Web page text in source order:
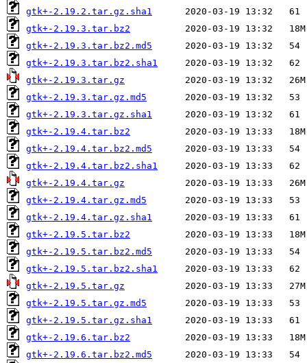
gtk+-2.19.2.tar.gz.sha1
gtk+-2.19.3.tar.bz2
gtk+-2.19.3.tar.bz2.md5
gtk+-2.19.3.tar.bz2.sha1
gtk+-2.19.3.tar.gz
gtk+-2.19.3.tar.gz.md5
gtk+-2.19.3.tar.gz.sha1
gtk+-2.19.4.tar.bz2
gtk+-2.19.4.tar.bz2.md5
gtk+-2.19.4.tar.bz2.sha1
gtk+-2.19.4.tar.gz
gtk+-2.19.4.tar.gz.md5
gtk+-2.19.4.tar.gz.sha1
gtk+-2.19.5.tar.bz2
gtk+-2.19.5.tar.bz2.md5
gtk+-2.19.5.tar.bz2.sha1
gtk+-2.19.5.tar.gz
gtk+-2.19.5.tar.gz.md5
gtk+-2.19.5.tar.gz.sha1
gtk+-2.19.6.tar.bz2
gtk+-2.19.6.tar.bz2.md5